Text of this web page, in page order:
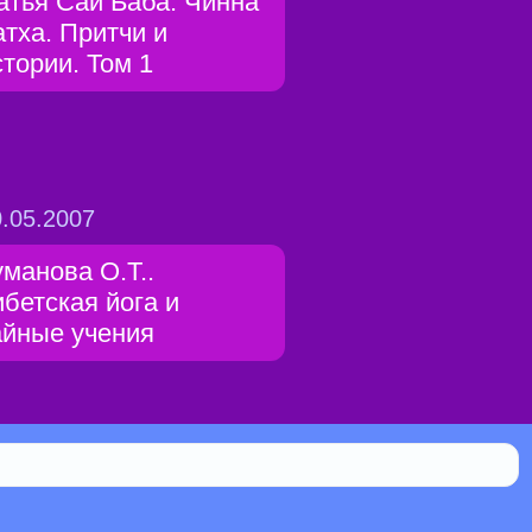
Притчи и
Том 1
О.Т..
йога и
учения